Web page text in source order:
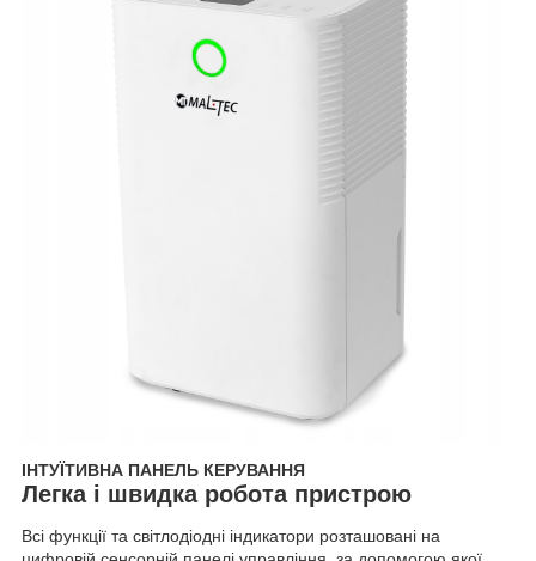
ІНТУЇТИВНА ПАНЕЛЬ КЕРУВАННЯ
Легка і швидка робота пристрою
Всі функції та світлодіодні індикатори розташовані на